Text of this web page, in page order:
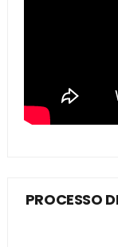
PROCESSO